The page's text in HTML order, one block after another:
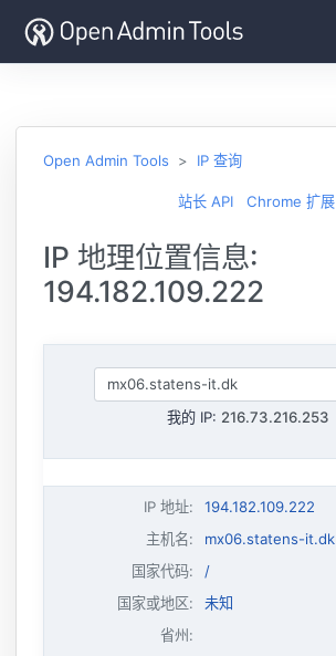
Open Admin Tools IP 查询
站长 API Chrome 扩展
IP 地理位置信息:
194.182.109.222
我的 IP: 216.73.216.253
IP 地址:
194.182.109.222
主机名:
mx06.statens-it.dk
国家代码:
/
国家或地区:
未知
省州: